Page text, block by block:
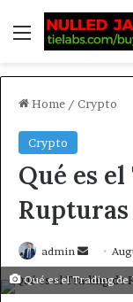
Home / Crypto
Crypto
Qué es
admin
Qué es el Trading de